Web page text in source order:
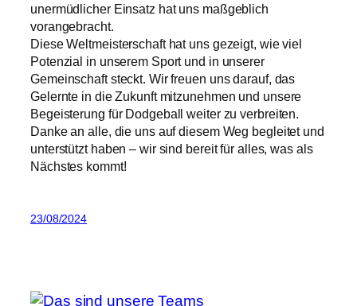
unermüdlicher Einsatz hat uns maßgeblich
vorangebracht.
Diese Weltmeisterschaft hat uns gezeigt, wie viel
Potenzial in unserem Sport und in unserer
Gemeinschaft steckt. Wir freuen uns darauf, das
Gelernte in die Zukunft mitzunehmen und unsere
Begeisterung für Dodgeball weiter zu verbreiten.
Danke an alle, die uns auf diesem Weg begleitet und
unterstützt haben – wir sind bereit für alles, was als
Nächstes kommt!
23/08/2024